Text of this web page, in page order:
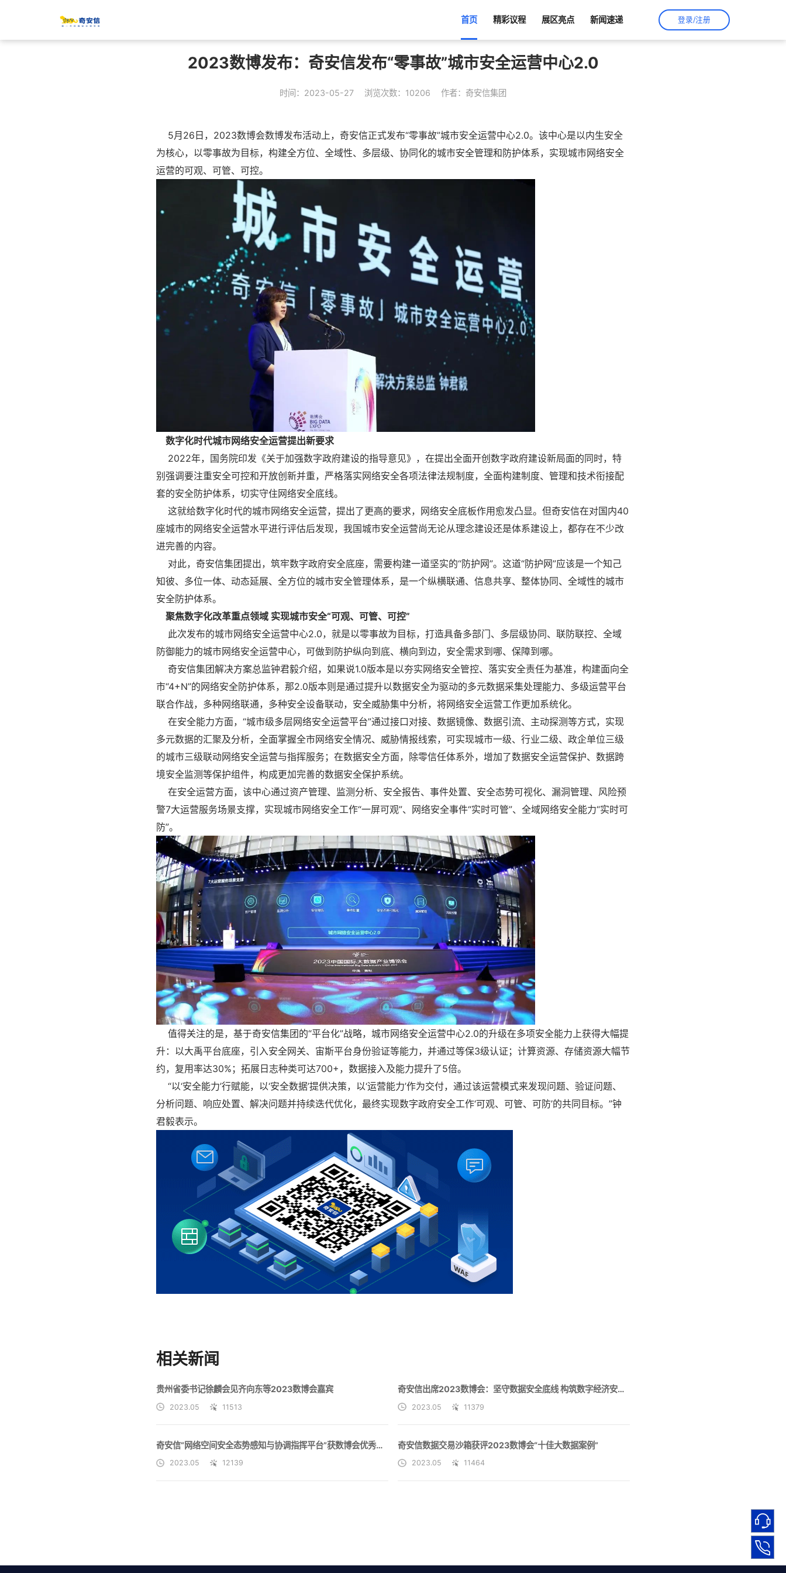
首页 精彩议程 展区亮点 新闻速递 登录/注册
2023数博发布：奇安信发布“零事故”城市安全运营中心2.0
时间：2023-05-27 浏览次数：10206 作者：奇安信集团
5月26日，2023数博会数博发布活动上，奇安信正式发布“零事故”城市安全运营中心2.0。该中心是以内生安全
为核心，以零事故为目标，构建全方位、全域性、多层级、协同化的城市安全管理和防护体系，实现城市网络安全
运营的可观、可管、可控。
数字化时代城市网络安全运营提出新要求
2022年，国务院印发《关于加强数字政府建设的指导意见》，在提出全面开创数字政府建设新局面的同时，特
别强调要注重安全可控和开放创新并重，严格落实网络安全各项法律法规制度，全面构建制度、管理和技术衔接配
套的安全防护体系，切实守住网络安全底线。
这就给数字化时代的城市网络安全运营，提出了更高的要求，网络安全底板作用愈发凸显。但奇安信在对国内40
座城市的网络安全运营水平进行评估后发现，我国城市安全运营尚无论从理念建设还是体系建设上，都存在不少改
进完善的内容。
对此，奇安信集团提出，筑牢数字政府安全底座，需要构建一道坚实的“防护网”。这道“防护网”应该是一个知己
知彼、多位一体、动态延展、全方位的城市安全管理体系，是一个纵横联通、信息共享、整体协同、全域性的城市
安全防护体系。
聚焦数字化改革重点领域 实现城市安全“可观、可管、可控”
此次发布的城市网络安全运营中心2.0，就是以零事故为目标，打造具备多部门、多层级协同、联防联控、全域
防御能力的城市网络安全运营中心，可做到防护纵向到底、横向到边，安全需求到哪、保障到哪。
奇安信集团解决方案总监钟君毅介绍，如果说1.0版本是以夯实网络安全管控、落实安全责任为基准，构建面向全
市“4+N”的网络安全防护体系，那2.0版本则是通过提升以数据安全为驱动的多元数据采集处理能力、多级运营平台
联合作战，多种网络联通，多种安全设备联动，安全威胁集中分析，将网络安全运营工作更加系统化。
在安全能力方面，“城市级多层网络安全运营平台”通过接口对接、数据镜像、数据引流、主动探测等方式，实现
多元数据的汇聚及分析，全面掌握全市网络安全情况、威胁情报线索，可实现城市一级、行业二级、政企单位三级
的城市三级联动网络安全运营与指挥服务；在数据安全方面，除零信任体系外，增加了数据安全运营保护、数据跨
境安全监测等保护组件，构成更加完善的数据安全保护系统。
在安全运营方面，该中心通过资产管理、监测分析、安全报告、事件处置、安全态势可视化、漏洞管理、风险预
警7大运营服务场景支撑，实现城市网络安全工作“一屏可观”、网络安全事件“实时可管”、全域网络安全能力“实时可
防”。
值得关注的是，基于奇安信集团的“平台化”战略，城市网络安全运营中心2.0的升级在多项安全能力上获得大幅提
升：以大禹平台底座，引入安全网关、宙斯平台身份验证等能力，并通过等保3级认证；计算资源、存储资源大幅节
约，复用率达30%；拓展日志种类可达700+，数据接入及能力提升了5倍。
“以‘安全能力’行赋能，以‘安全数据’提供决策，以‘运营能力’作为交付，通过该运营模式来发现问题、验证问题、
分析问题、响应处置、解决问题并持续迭代优化，最终实现数字政府安全工作‘可观、可管、可防’的共同目标。”钟
君毅表示。
相关新闻
贵州省委书记徐麟会见齐向东等2023数博会嘉宾
2023.05 11513
奇安信出席2023数博会：坚守数据安全底线 构筑数字经济安全新长城
2023.05 11379
奇安信“网络空间安全态势感知与协调指挥平台”获数博会优秀科技成果奖
2023.05 12139
奇安信数据交易沙箱获评2023数博会“十佳大数据案例”
2023.05 11464